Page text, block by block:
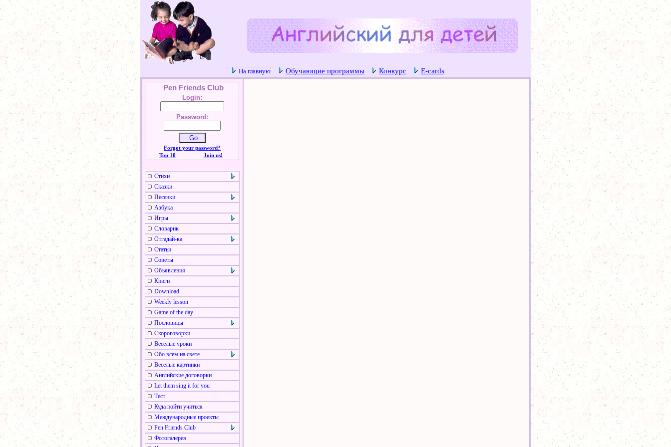
На главную Обучающие программы Конкурс E-cards
Pen Friends Club
Login:
Password:
Forgot your password?
Top 10
Join us!
Стихи
Сказки
Песенки
Азбука
Игры
Словарик
Отгадай-ка
Статьи
Советы
Объявления
Книги
Download
Weekly lesson
Game of the day
Пословицы
Скороговорки
Веселые уроки
Обо всем на свете
Веселые картинки
Английские договорки
Let them sing it for you
Тест
Куда пойти учиться
Международные проекты
Pen Friends Club
Фотогалерея